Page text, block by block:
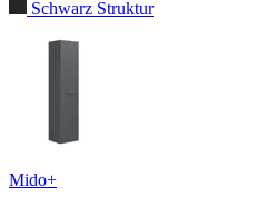
Schwarz Struktur
Mido+